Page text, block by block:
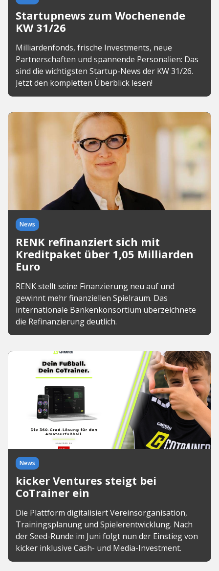
Startupnews zum Wochenende
KW 31/26
Milliardenfonds, frische Investments, neue
Partnerschaften und spannende Personalien: Das
sind die wichtigsten Startup-News der KW 31/26.
Jetzt den kompletten Überblick lesen!
News
RENK refinanziert sich mit
Kreditpaket über 1,05 Milliarden
Euro
RENK stellt seine Finanzierung neu auf und
gewinnt mehr finanziellen Spielraum. Das
internationale Bankenkonsortium überzeichnete
die Refinanzierung deutlich.
News
kicker Ventures steigt bei
CoTrainer ein
Die Plattform digitalisiert Vereinsorganisation,
Trainingsplanung und Spielerentwicklung. Nach
der Seed-Runde im Juni folgt nun der Einstieg von
kicker inklusive Cash- und Media-Investment.